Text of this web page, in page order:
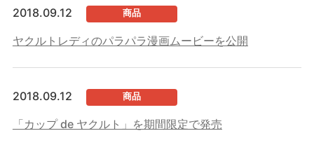
2018.09.12 商品
ヤクルトレディのパラパラ漫画ムービーを公開
2018.09.12 商品
「カップ de ヤクルト」を期間限定で発売